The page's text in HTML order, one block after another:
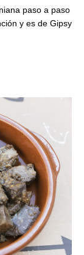
paso a paso
y es de Gipsy